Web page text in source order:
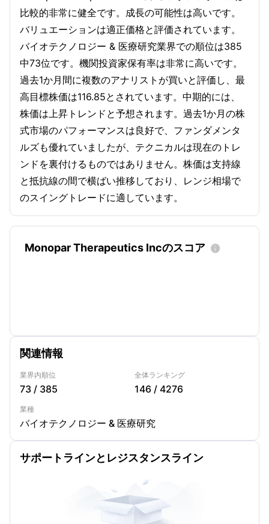
比較的非常に健全です。成長の可能性は高いです。
バリュエーションは適正価格と評価されています。
バイオテクノロジー & 医療研究業界での順位は385
中73位です。機関投資家保有率は非常に高いです。
過去1か月間に複数のアナリストが買いと評価し、最
高目標株価は116.85とされています。中期的には、
株価は上昇トレンドと予想されます。過去1か月の株
式市場のパフォーマンスは良好で、ファンダメンタ
ルズも優れていましたが、テクニカルは現在のトレ
ンドを裏付けるものではありません。株価は支持線
と抵抗線の間で横ばい推移しており、レンジ相場で
のスイングトレードに適しています。
Monopar Therapeutics Incのスコア 
関連情報
業界内順位
73 / 385
全体ランキング
146 / 4276
業種
バイオテクノロジー & 医療研究
サポートラインとレジスタンスライン